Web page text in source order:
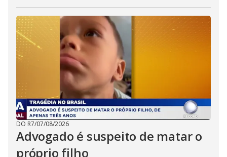
DO R7/07/08/2026
Advogado é suspeito de matar o
próprio filho